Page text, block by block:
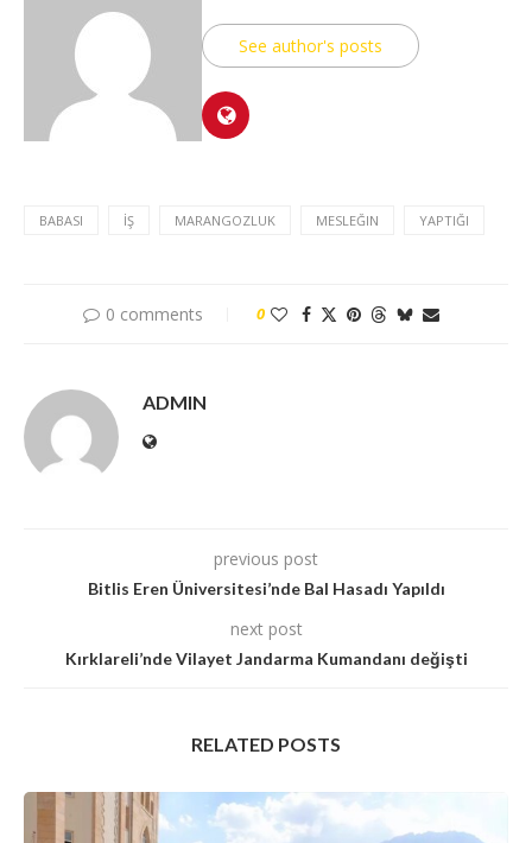
See author's posts
BABASI İŞ MARANGOZLUK MESLEĞIN YAPTIĞI
0 comments 0
ADMIN
previous post
Bitlis Eren Üniversitesi’nde Bal Hasadı Yapıldı
next post
Kırklareli’nde Vilayet Jandarma Kumandanı değişti
RELATED POSTS